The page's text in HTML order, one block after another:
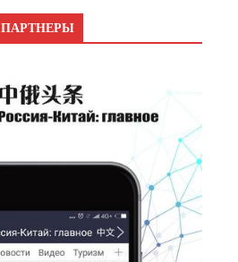
ПАРТНЕРЫ